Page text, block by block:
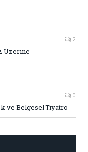
2
Üzerine
0
ve Belgesel Tiyatro